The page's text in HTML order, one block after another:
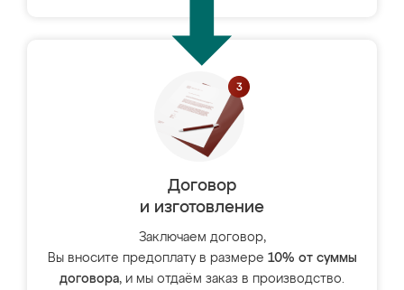
Договор
и изготовление
Заключаем договор,
Вы вносите предоплату в размере 10% от суммы
договора, и мы отдаём заказ в производство.